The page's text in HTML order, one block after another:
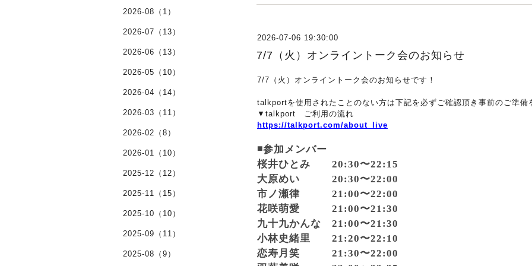
2026-07-06 19:30:00
7/7（火）オンライントーク会のお知らせ
7/7（火）オンライントーク会のお知らせです！
talkportを使用されたことのない方は下記を必ずご確認頂き事前のご準備
▼talkport ご利用の流れ
https://talkport.com/about_live
◾️参加メンバー
桜井ひとみ 20:30〜22:15
大原めい 20:30〜22:00
市ノ瀬律 21:00〜22:00
花咲萌愛 21:00〜21:30
九十九かんな 21:00〜21:30
小林史緒里 21:20〜22:10
恋寿月笑 21:30〜22:00
2026-08（1）
2026-07（13）
2026-06（13）
2026-05（10）
2026-04（14）
2026-03（11）
2026-02（8）
2026-01（10）
2025-12（12）
2025-11（15）
2025-10（10）
2025-09（11）
2025-08（9）